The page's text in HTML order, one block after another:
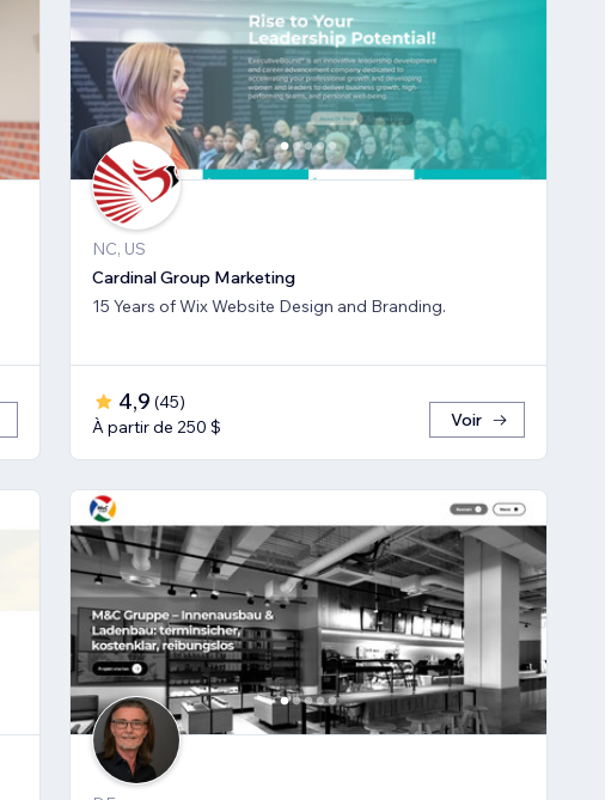
NC, US
Cardinal Group Marketing
15 Years of Wix Website Design and Branding.
4,9 (45)
À partir de 250 $
Voir